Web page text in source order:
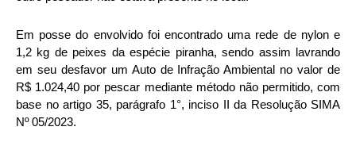
Em posse do envolvido foi encontrado uma rede de nylon e
1,2 kg de peixes da espécie piranha, sendo assim lavrando
em seu desfavor um Auto de Infração Ambiental no valor de
R$ 1.024,40 por pescar mediante método não permitido, com
base no artigo 35, parágrafo 1°, inciso II da Resolução SIMA
Nº 05/2023.